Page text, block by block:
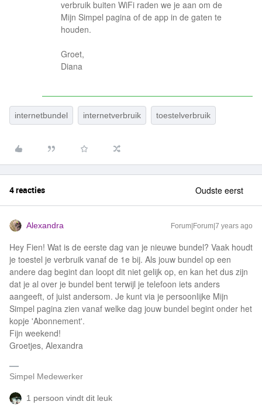
verbruik buiten WiFi raden we je aan om de
Mijn Simpel pagina of de app in de gaten te
houden.
Groet,
Diana
internetbundel internetverbruik toestelverbruik
4 reacties Oudste eerst
Alexandra Forum|Forum|7 years ago
Hey Fien! Wat is de eerste dag van je nieuwe bundel? Vaak houdt
je toestel je verbruik vanaf de 1e bij. Als jouw bundel op een
andere dag begint dan loopt dit niet gelijk op, en kan het dus zijn
dat je al over je bundel bent terwijl je telefoon iets anders
aangeeft, of juist andersom. Je kunt via je persoonlijke Mijn
Simpel pagina zien vanaf welke dag jouw bundel begint onder het
kopje 'Abonnement'.
Fijn weekend!
Groetjes, Alexandra
Simpel Medewerker
1 persoon vindt dit leuk